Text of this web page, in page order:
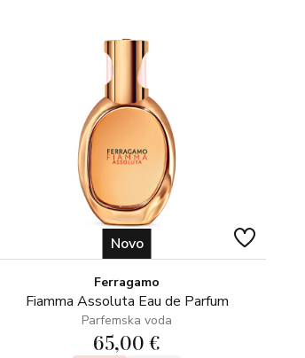
Novo
Ferragamo
Fiamma Assoluta Eau de Parfum
Parfemska voda
65,00 €